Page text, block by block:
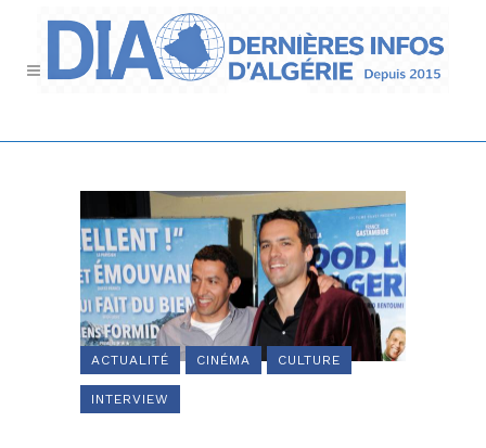
ACTUALITÉ CINÉMA CULTURE
INTERVIEW